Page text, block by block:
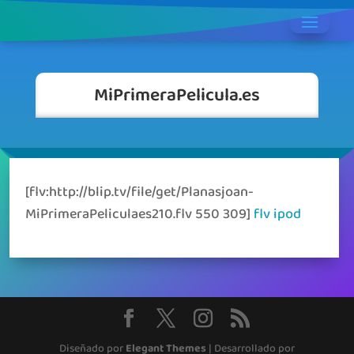
MiPrimeraPelicula.es
[flv:http://blip.tv/file/get/Planasjoan-
MiPrimeraPeliculaes210.flv 550 309] flvipod
Diseñado porElegant Themes | Desarrollado por